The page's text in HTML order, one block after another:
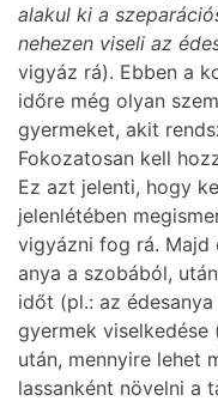
alakul ki a
nehezen viseli az
vigyáz rá). Ebben a
időre még olyan
gyermeket, akit
Fokozatosan kell
Ez azt jelenti, hogy
jelenlétében
vigyázni fog rá. Majd
anya a szobából,
időt (pl.: az
gyermek viselkedése
után, mennyire lehet
lassanként növelni a